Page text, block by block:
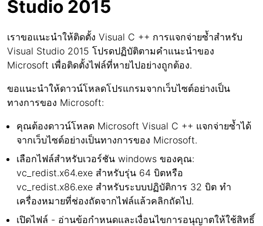
Studio 2015
เราขอแนะนำให้ติดตั้ง Visual C ++ การแจกจ่ายซ้ำสำหรับ
Visual Studio 2015 โปรดปฏิบัติตามคำแนะนำของ
Microsoft เพื่อติดตั้งไฟล์ที่หายไปอย่างถูกต้อง.
ขอแนะนำให้ดาวน์โหลดโปรแกรมจากเว็บไซต์อย่างเป็น
ทางการของ Microsoft:
คุณต้องดาวน์โหลด Microsoft Visual C ++ แจกจ่ายซ้ำได้
จากเว็บไซต์อย่างเป็นทางการของ Microsoft.
เลือกไฟล์สำหรับเวอร์ชัน windows ของคุณ:
vc_redist.x64.exe สำหรับรุ่น 64 บิตหรือ
vc_redist.x86.exe สำหรับระบบปฏิบัติการ 32 บิต ทำ
เครื่องหมายที่ช่องถัดจากไฟล์แล้วคลิกถัดไป.
เปิดไฟล์ - อ่านข้อกำหนดและเงื่อนไขการอนุญาตให้ใช้สิทธิ์